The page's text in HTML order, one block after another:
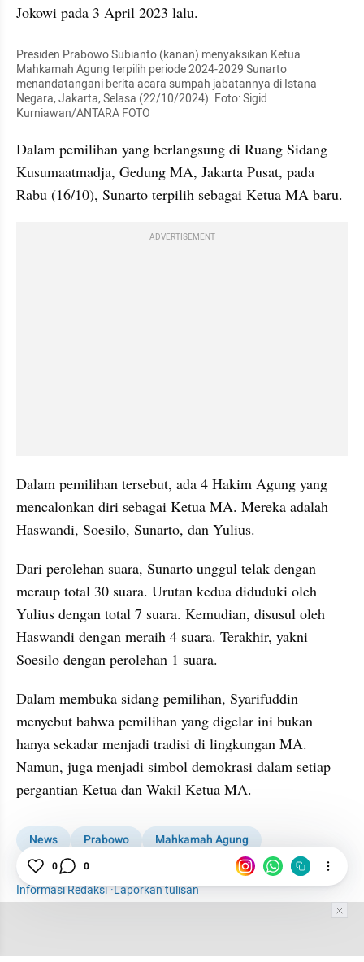
Jokowi pada 3 April 2023 lalu.
Presiden Prabowo Subianto (kanan) menyaksikan Ketua
Mahkamah Agung terpilih periode 2024-2029 Sunarto
menandatangani berita acara sumpah jabatannya di Istana
Negara, Jakarta, Selasa (22/10/2024). Foto: Sigid
Kurniawan/ANTARA FOTO
Dalam pemilihan yang berlangsung di Ruang Sidang
Kusumaatmadja, Gedung MA, Jakarta Pusat, pada
Rabu (16/10), Sunarto terpilih sebagai Ketua MA baru.
ADVERTISEMENT
Dalam pemilihan tersebut, ada 4 Hakim Agung yang
mencalonkan diri sebagai Ketua MA. Mereka adalah
Haswandi, Soesilo, Sunarto, dan Yulius.
Dari perolehan suara, Sunarto unggul telak dengan
meraup total 30 suara. Urutan kedua diduduki oleh
Yulius dengan total 7 suara. Kemudian, disusul oleh
Haswandi dengan meraih 4 suara. Terakhir, yakni
Soesilo dengan perolehan 1 suara.
Dalam membuka sidang pemilihan, Syarifuddin
menyebut bahwa pemilihan yang digelar ini bukan
hanya sekadar menjadi tradisi di lingkungan MA.
Namun, juga menjadi simbol demokrasi dalam setiap
pergantian Ketua dan Wakil Ketua MA.
News Prabowo
Mahkamah Agung
Penasihat Khusus Presiden
Utusan Khusus Presiden
Informasi Redaksi·Laporkan tulisan
0 0